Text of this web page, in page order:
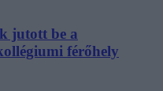
jutott be a
férőhely